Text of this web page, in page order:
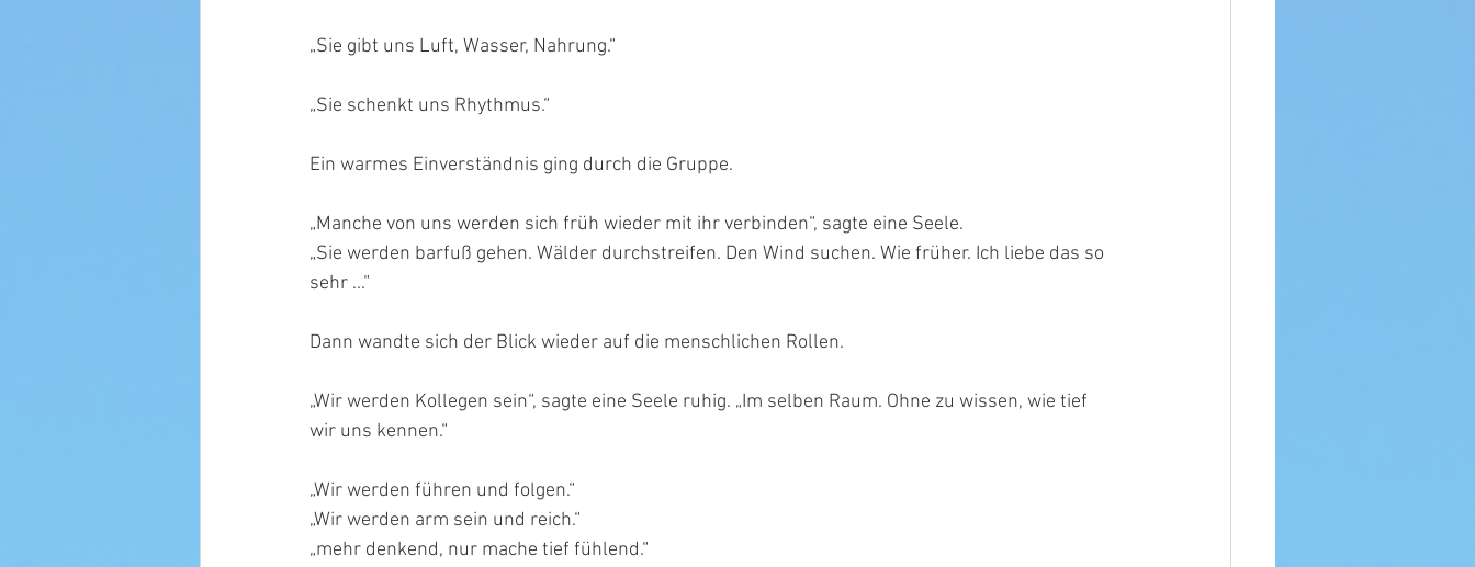
„Sie gibt uns Luft, Wasser, Nahrung.“
„Sie schenkt uns Rhythmus.“
Ein warmes Einverständnis ging durch die Gruppe.
„Manche von uns werden sich früh wieder mit ihr verbinden“, sagte eine Seele.
„Sie werden barfuß gehen. Wälder durchstreifen. Den Wind suchen. Wie früher. Ich liebe das so
sehr ...“
Dann wandte sich der Blick wieder auf die menschlichen Rollen.
„Wir werden Kollegen sein“, sagte eine Seele ruhig. „Im selben Raum. Ohne zu wissen, wie tief
wir uns kennen.“
„Wir werden führen und folgen.“
„Wir werden arm sein und reich.“
„mehr denkend, nur mache tief fühlend.“